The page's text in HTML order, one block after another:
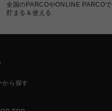
全国のPARCOやONLINE PARCOで
貯まる＆使える
から探す